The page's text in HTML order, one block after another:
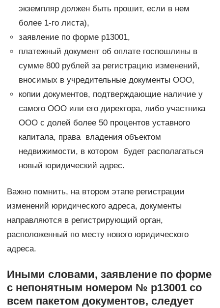
экземпляр должен быть прошит, если в нем
более 1-го листа),
заявление по форме р13001,
платежный документ об оплате госпошлины в
сумме 800 рублей за регистрацию изменений,
вносимых в учредительные документы ООО,
копии документов, подтверждающие наличие у
самого ООО или его директора, либо участника
ООО с долей более 50 процентов уставного
капитала, права владения объектом
недвижимости, в котором будет располагаться
новый юридический адрес.
Важно помнить, на втором этапе регистрации
изменений юридического адреса, документы
направляются в регистрирующий орган,
расположенный по месту нового юридического
адреса.
Иными словами, заявление по форме
с непонятным номером № р13001 со
всем пакетом документов, следует